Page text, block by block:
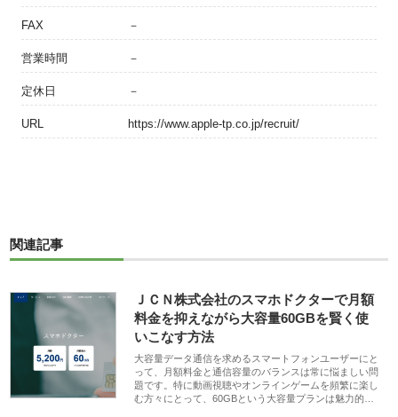
FAX －
営業時間 －
定休日 －
URL https://www.apple-tp.co.jp/recruit/
関連記事
ＪＣＮ株式会社のスマホドクターで月額
料金を抑えながら大容量60GBを賢く使
いこなす方法
大容量データ通信を求めるスマートフォンユーザーにと
って、月額料金と通信容量のバランスは常に悩ましい問
題です。特に動画視聴やオンラインゲームを頻繁に楽し
む方々にとって、60GBという大容量プランは魅力的…